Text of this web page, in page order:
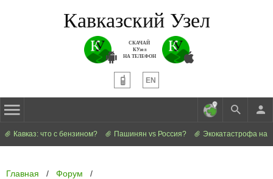
Кавказский Узел
СКАЧАЙ
КУзел
НА ТЕЛЕФОН
EN
Кавказ: что с бензином? Пашинян vs Россия? Экокатастрофа на
Главная / Форум /